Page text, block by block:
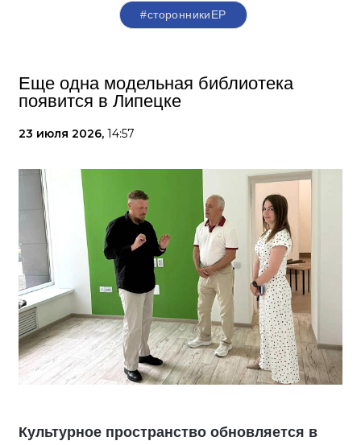
#сторонникиЕР
Еще одна модельная библиотека
появится в Липецке
23 июля 2026, 14:57
Культурное пространство обновляется в